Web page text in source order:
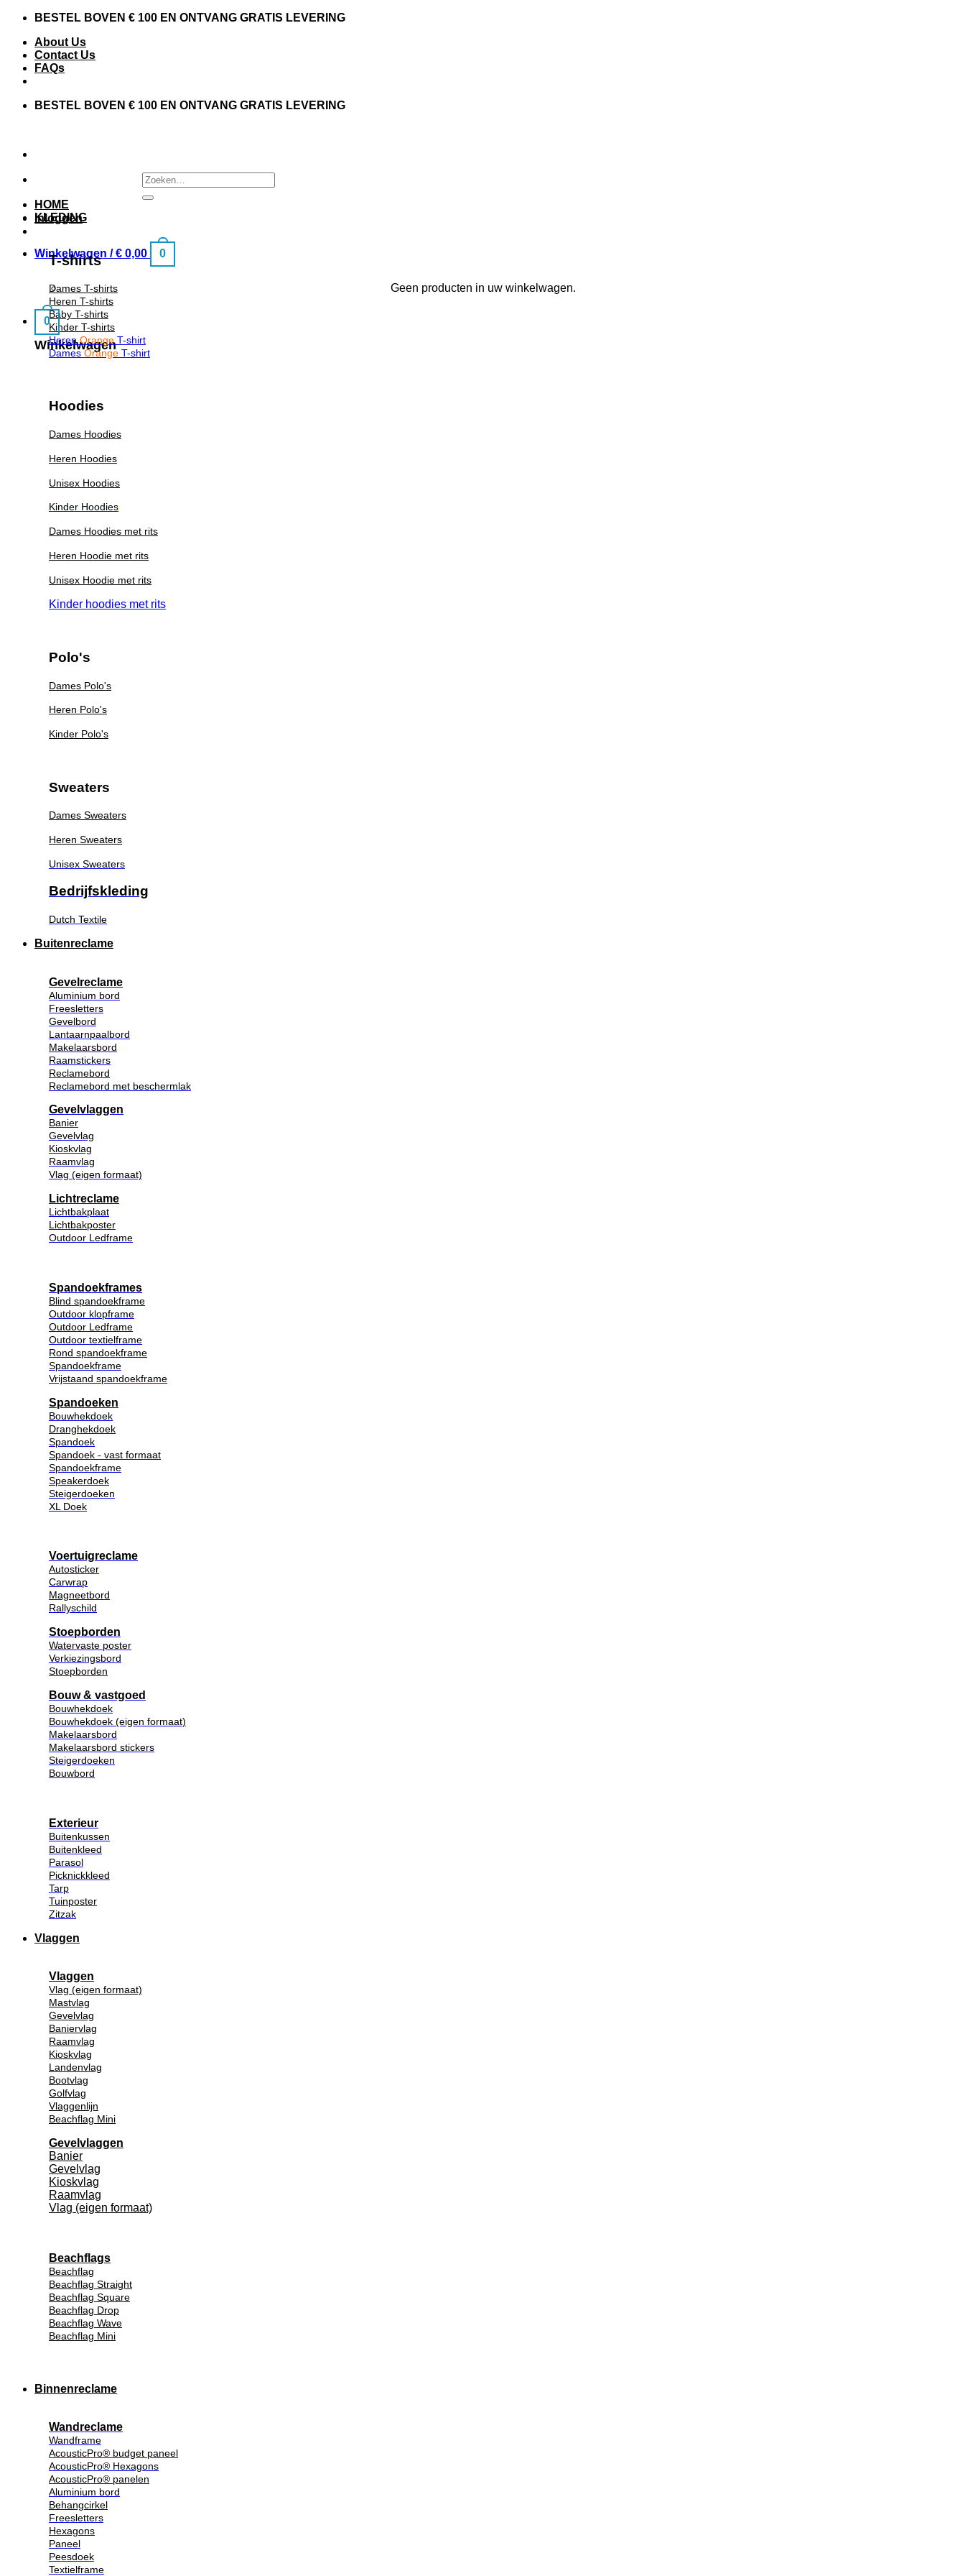
BESTEL BOVEN € 100 EN ONTVANG GRATIS LEVERING
About Us
Contact Us
FAQs
BESTEL BOVEN € 100 EN ONTVANG GRATIS LEVERING
Inloggen
Winkelwagen /€ 0,00 0
Geen producten in uw winkelwagen.
0
Winkelwagen
HOME
KLEDING
T-shirts
Dames T-shirts
Heren T-shirts
Baby T-shirts
Kinder T-shirts
HerenOrangeT-shirt
DamesOrange T-shirt
Hoodies
Dames Hoodies
Heren Hoodies
Unisex Hoodies
Kinder Hoodies
Dames Hoodies met rits
Heren Hoodie met rits
Unisex Hoodie met rits
Kinder hoodies met rits
Polo's
Dames Polo's
Heren Polo's
Kinder Polo's
Sweaters
Dames Sweaters
Heren Sweaters
Unisex Sweaters
Bedrijfskleding
Dutch Textile
Buitenreclame
Gevelreclame
Aluminium bord
Freesletters
Gevelbord
Lantaarnpaalbord
Makelaarsbord
Raamstickers
Reclamebord
Reclamebord met beschermlak
Gevelvlaggen
Banier
Gevelvlag
Kioskvlag
Raamvlag
Vlag (eigen formaat)
Lichtreclame
Lichtbakplaat
Lichtbakposter
Outdoor Ledframe
Spandoekframes
Blind spandoekframe
Outdoor klopframe
Outdoor Ledframe
Outdoor textielframe
Rond spandoekframe
Spandoekframe
Vrijstaand spandoekframe
Spandoeken
Bouwhekdoek
Dranghekdoek
Spandoek
Spandoek - vast formaat
Spandoekframe
Speakerdoek
Steigerdoeken
XL Doek
Voertuigreclame
Autosticker
Carwrap
Magneetbord
Rallyschild
Stoepborden
Watervaste poster
Verkiezingsbord
Stoepborden
Bouw & vastgoed
Bouwhekdoek
Bouwhekdoek (eigen formaat)
Makelaarsbord
Makelaarsbord stickers
Steigerdoeken
Bouwbord
Exterieur
Buitenkussen
Buitenkleed
Parasol
Picknickkleed
Tarp
Tuinposter
Zitzak
Vlaggen
Vlaggen
Vlag (eigen formaat)
Mastvlag
Gevelvlag
Baniervlag
Raamvlag
Kioskvlag
Landenvlag
Bootvlag
Golfvlag
Vlaggenlijn
Beachflag Mini
Gevelvlaggen
Banier
Gevelvlag
Kioskvlag
Raamvlag
Vlag (eigen formaat)
Beachflags
Beachflag
Beachflag Straight
Beachflag Square
Beachflag Drop
Beachflag Wave
Beachflag Mini
Binnenreclame
Wandreclame
Wandframe
AcousticPro® budget paneel
AcousticPro® Hexagons
AcousticPro® panelen
Aluminium bord
Behangcirkel
Freesletters
Hexagons
Paneel
Peesdoek
Textielframe